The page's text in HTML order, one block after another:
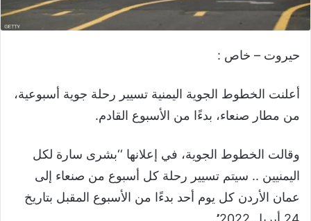
حيروت – خاص :
أعلنت الخطوط الجوية اليمنية تسيير رحلة جوية أسبوعية،
من مطار صنعاء، بدءًا من الأسبوع القادم.
وقالت الخطوط الجوية، في إعلانها ‘‘بشرى سارة لكل
اليمنيين .. سيتم تسيير رحلة كل أسبوع من صنعاء إلى
عمان الأردن كل يوم أحد بدءًا من الأسبوع المقبل بتاريخ